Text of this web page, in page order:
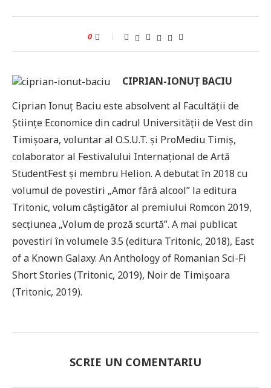
0
CIPRIAN-IONUȚ BACIU
Ciprian Ionuț Baciu este absolvent al Facultății de
Științe Economice din cadrul Universității de Vest din
Timișoara, voluntar al O.S.U.T. și ProMediu Timiș,
colaborator al Festivalului Internațional de Artă
StudentFest și membru Helion. A debutat în 2018 cu
volumul de povestiri „Amor fără alcool” la editura
Tritonic, volum câștigător al premiului Romcon 2019,
secțiunea „Volum de proză scurtă”. A mai publicat
povestiri în volumele 3.5 (editura Tritonic, 2018), East
of a Known Galaxy. An Anthology of Romanian Sci-Fi
Short Stories (Tritonic, 2019), Noir de Timișoara
(Tritonic, 2019).
SCRIE UN COMENTARIU